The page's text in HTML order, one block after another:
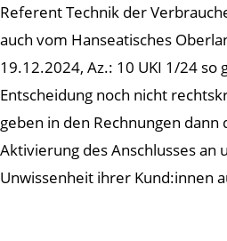
Referent Technik der
auch vom Hanseatisches
19.12.2024, Az.: 10 UKI 1/24 so
Entscheidung noch nicht
geben in den Rechnungen dann
Aktivierung des Anschlusses an
Unwissenheit ihrer Kund:innen